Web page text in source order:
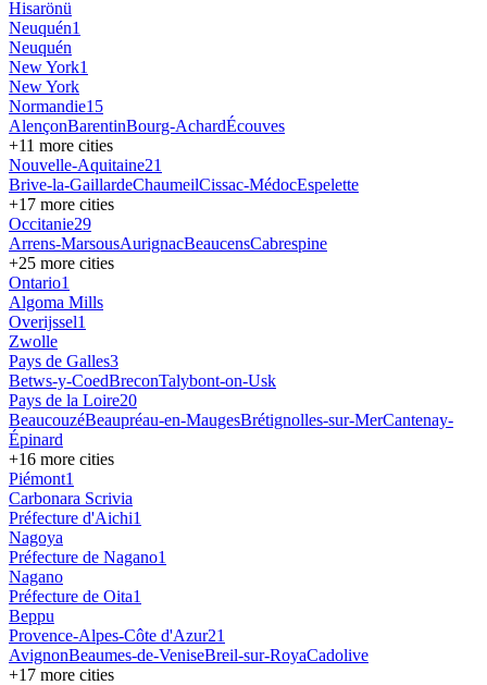
Hisarönü
Neuquén1
Neuquén
New York1
New York
Normandie15
AlençonBarentinBourg-AchardÉcouves
+11 more cities
Nouvelle-Aquitaine21
Brive-la-GaillardeChaumeilCissac-MédocEspelette
+17 more cities
Occitanie29
Arrens-MarsousAurignacBeaucensCabrespine
+25 more cities
Ontario1
Algoma Mills
Overijssel1
Zwolle
Pays de Galles3
Betws-y-CoedBreconTalybont-on-Usk
Pays de la Loire20
BeaucouzéBeaupréau-en-MaugesBrétignolles-sur-MerCantenay-
Épinard
+16 more cities
Piémont1
Carbonara Scrivia
Préfecture d'Aichi1
Nagoya
Préfecture de Nagano1
Nagano
Préfecture de Oita1
Beppu
Provence-Alpes-Côte d'Azur21
AvignonBeaumes-de-VeniseBreil-sur-RoyaCadolive
+17 more cities